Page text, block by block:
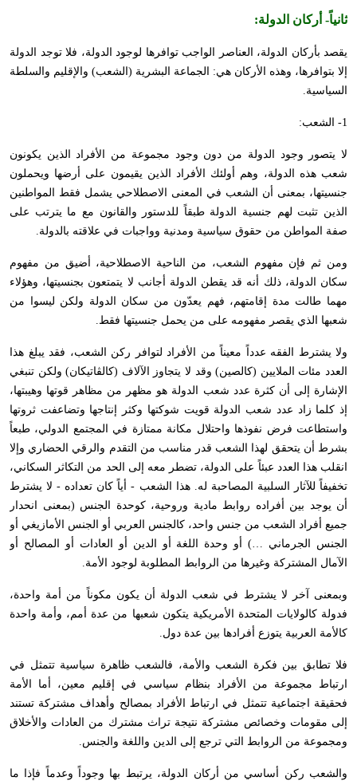
ثانياً- أركان الدولة:
يقصد بأركان الدولة، العناصر الواجب توافرها لوجود الدولة، فلا توجد الدولة
إلا بتوافرها، وهذه الأركان هي: الجماعة البشرية (الشعب) والإقليم والسلطة
السياسية.
1- الشعب:
لا يتصور وجود الدولة من دون وجود مجموعة من الأفراد الذين يكونون
شعب هذه الدولة، وهم أولئك الأفراد الذين يقيمون على أرضها ويحملون
جنسيتها، بمعنى أن الشعب في المعنى الاصطلاحي يشمل فقط المواطنين
الذين تثبت لهم جنسية الدولة طبقاً للدستور والقانون مع ما يترتب على
صفة المواطن من حقوق سياسية ومدنية وواجبات في علاقته بالدولة.
ومن ثم فإن مفهوم الشعب، من الناحية الاصطلاحية، أضيق من مفهوم
سكان الدولة، ذلك أنه قد يقطن الدولة أجانب لا يتمتعون بجنسيتها، وهؤلاء
مهما طالت مدة إقامتهم، فهم يعدّون من سكان الدولة ولكن ليسوا من
شعبها الذي يقصر مفهومه على من يحمل جنسيتها فقط.
ولا يشترط الفقه عدداً معيناً من الأفراد لتوافر ركن الشعب، فقد يبلغ هذا
العدد مئات الملايين (كالصين) وقد لا يتجاوز الآلاف (كالڤاتيكان) ولكن تنبغي
الإشارة إلى أن كثرة عدد شعب الدولة هو مظهر من مظاهر قوتها وهيبتها،
إذ كلما زاد عدد شعب الدولة قويت شوكتها وكثر إنتاجها وتضاعفت ثروتها
واستطاعت فرض نفوذها واحتلال مكانة ممتازة في المجتمع الدولي، طبعاً
بشرط أن يتحقق لهذا الشعب قدر مناسب من التقدم والرقي الحضاري وإلا
انقلب هذا العدد عبئاً على الدولة، تضطر معه إلى الحد من التكاثر السكاني،
تخفيفاً للآثار السلبية المصاحبة له. هذا الشعب - أياً كان تعداده - لا يشترط
أن يوجد بين أفراده روابط مادية وروحية، كوحدة الجنس (بمعنى انحدار
جميع أفراد الشعب من جنس واحد، كالجنس العربي أو الجنس الأمازيغي أو
الجنس الجرماني …) أو وحدة اللغة أو الدين أو العادات أو المصالح أو
الآمال المشتركة وغيرها من الروابط المطلوبة لوجود الأمة.
وبمعنى آخر لا يشترط في شعب الدولة أن يكون مكوناً من أمة واحدة،
فدولة كالولايات المتحدة الأمريكية يتكون شعبها من عدة أمم، وأمة واحدة
كالأمة العربية يتوزع أفرادها بين عدة دول.
فلا تطابق بين فكرة الشعب والأمة، فالشعب ظاهرة سياسية تتمثل في
ارتباط مجموعة من الأفراد بنظام سياسي في إقليم معين، أما الأمة
فحقيقة اجتماعية تتمثل في ارتباط الأفراد بمصالح وأهداف مشتركة تستند
إلى مقومات وخصائص مشتركة نتيجة تراث مشترك من العادات والأخلاق
ومجموعة من الروابط التي ترجع إلى الدين واللغة والجنس.
والشعب ركن أساسي من أركان الدولة، يرتبط بها وجوداً وعدماً فإذا ما